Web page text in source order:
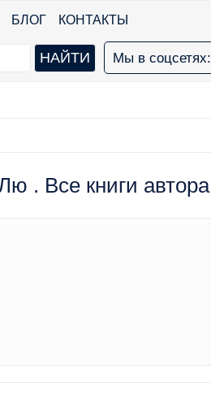
БЛОГ КОНТАКТЫ
Мы в соцсетях:
. Все книги автора